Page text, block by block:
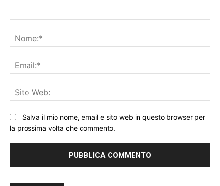
Salva il mio nome, email e sito web in questo browser per
la prossima volta che commento.